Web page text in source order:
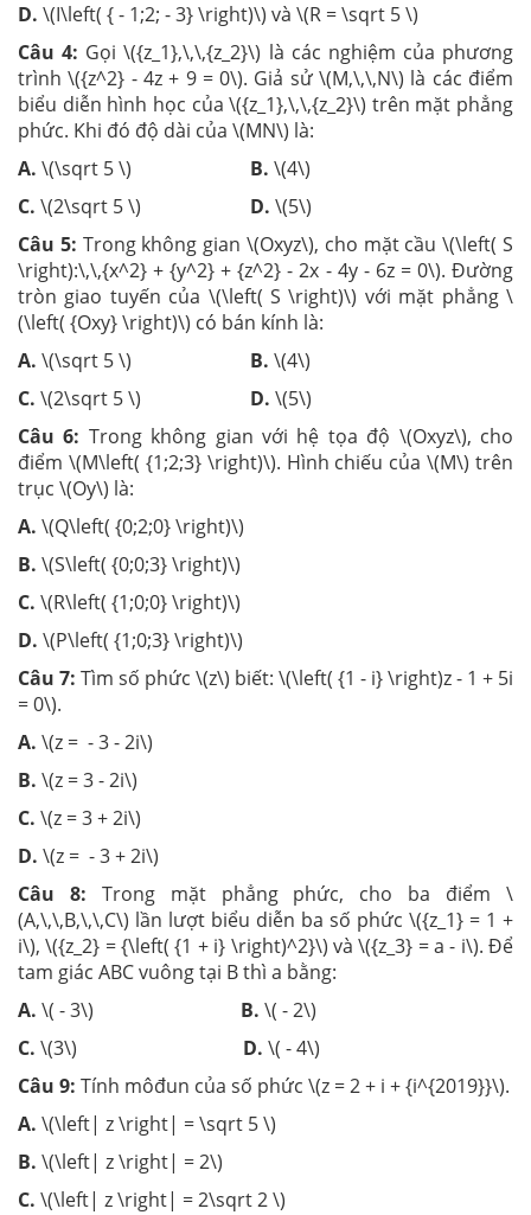
D. \(I\left( { - 1;2; - 3} \right)\) và \(R = \sqrt 5 \)
Câu 4: Gọi \({z_1},\,\,{z_2}\) là các nghiệm của phương
trình \({z^2} - 4z + 9 = 0\). Giả sử \(M,\,\,N\) là các điểm
biểu diễn hình học của \({z_1},\,\,{z_2}\) trên mặt phẳng
phức. Khi đó độ dài của \(MN\) là:
A. \(\sqrt 5 \) B. \(4\)
C. \(2\sqrt 5 \) D. \(5\)
Câu 5: Trong không gian \(Oxyz\), cho mặt cầu \(\left( S
\right):\,\,{x^2} + {y^2} + {z^2} - 2x - 4y - 6z = 0\). Đường
tròn giao tuyến của \(\left( S \right)\) với mặt phẳng \
(\left( {Oxy} \right)\) có bán kính là:
A. \(\sqrt 5 \) B. \(4\)
C. \(2\sqrt 5 \) D. \(5\)
Câu 6: Trong không gian với hệ tọa độ \(Oxyz\), cho
điểm \(M\left( {1;2;3} \right)\). Hình chiếu của \(M\) trên
trục \(Oy\) là:
A. \(Q\left( {0;2;0} \right)\)
B. \(S\left( {0;0;3} \right)\)
C. \(R\left( {1;0;0} \right)\)
D. \(P\left( {1;0;3} \right)\)
Câu 7: Tìm số phức \(z\) biết: \(\left( {1 - i} \right)z - 1 + 5i
= 0\).
A. \(z = - 3 - 2i\)
B. \(z = 3 - 2i\)
C. \(z = 3 + 2i\)
D. \(z = - 3 + 2i\)
Câu 8: Trong mặt phẳng phức, cho ba điểm \
(A,\,\,B,\,\,C\) lần lượt biểu diễn ba số phức \({z_1} = 1 +
i\), \({z_2} = {\left( {1 + i} \right)^2}\) và \({z_3} = a - i\). Để
tam giác ABC vuông tại B thì a bằng:
A. \( - 3\) B. \( - 2\)
C. \(3\) D. \( - 4\)
Câu 9: Tính môđun của số phức \(z = 2 + i + {i^{2019}}\).
A. \(\left| z \right| = \sqrt 5 \)
B. \(\left| z \right| = 2\)
C. \(\left| z \right| = 2\sqrt 2 \)